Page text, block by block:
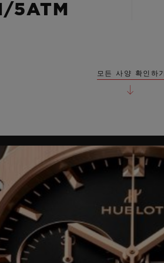
5ATM
모든 사양 확인하기